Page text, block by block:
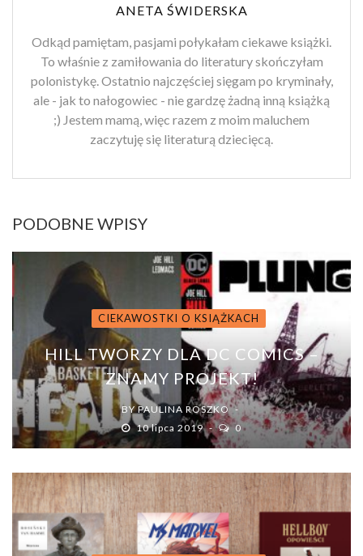
ANETA ŚWIDERSKA
Odkąd pamiętam, pasjami połykałam ciekawe książki.
To właśnie z zamiłowania do literatury skończyłam
polonistykę. Ostatnio najczęściej sięgam po kryminały,
ale - jak to nałogowiec - nie gardzę żadną inną książką
;) Jestem mamą, więc razem z moim maluchem
zaczytuję się literaturą dziecięcą.
PODOBNE WPISY
CIEKAWOSTKI O KSIĄŻKACH
HILL TWORZY DLA DC COMICS –
ZNAMY PROJEKT!
BYPAULINA ROSZKO
10 lipca 2019
0